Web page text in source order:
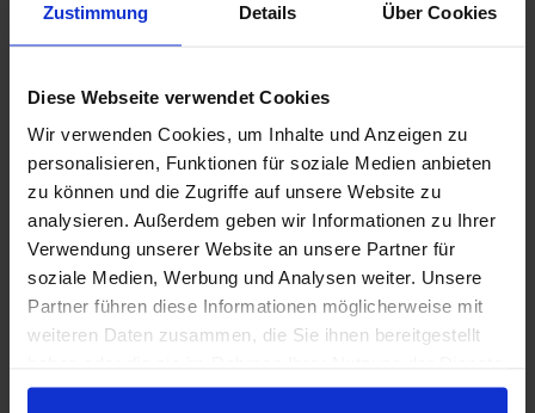
Zustimmung Details Über Cookies
Diese Webseite verwendet Cookies
Wir verwenden Cookies, um Inhalte und Anzeigen zu
personalisieren, Funktionen für soziale Medien anbieten
zu können und die Zugriffe auf unsere Website zu
analysieren. Außerdem geben wir Informationen zu Ihrer
Verwendung unserer Website an unsere Partner für
soziale Medien, Werbung und Analysen weiter. Unsere
Partner führen diese Informationen möglicherweise mit
weiteren Daten zusammen, die Sie ihnen bereitgestellt
gesammelt haben.
V4